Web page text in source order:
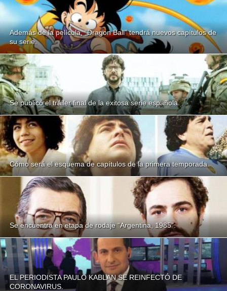
Además de la película, “Dragon Ball” tendrá nuevos capítulos de
su serie.
Se publicó el tráiler final de la exitosa serie española.
Cómo será el esquema de capítulos de la primera temporada.
Se encuentra en etapa de rodaje “Argentina, 1985”.
EL PERIODISTA PAULO KABLAN SE REINFECTÓ DE
CORONAVIRUS.